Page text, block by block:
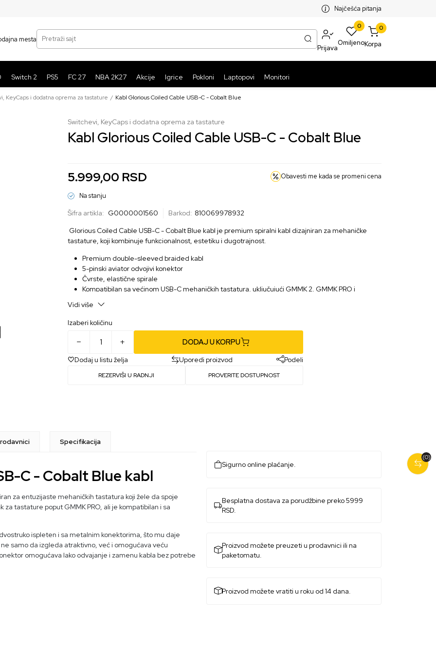
BESPLATNA ISPORUKA PAKETA PREKO 5999 RSDNajčešća pitanja
mesta
Pretraži sajt
Prijava
0
Omiljeno
0
Korpa
Switch 2 PS5 FC 27 NBA 2K27 Akcije Igrice Pokloni Laptopovi Monitori
KeyCaps i dodatna oprema za tastature Kabl Glorious Coiled Cable USB-C - Cobalt Blue
Switchevi, KeyCaps i dodatna oprema za tastature
Kabl Glorious Coiled Cable USB-C - Cobalt Blue
5.999,00 RSD Obavesti me kada se promeni cena
Na stanju
Šifra artikla: G0000001560 Barkod: 810069978932
Glorious Coiled Cable USB-C - Cobalt Blue kabl je premium spiralni kabl dizajniran za mehaničke
tastature, koji kombinuje funkcionalnost, estetiku i dugotrajnost.
Premium double-sleeved braided kabl
5-pinski aviator odvojivi konektor
Čvrste, elastične spirale
Kompatibilan sa većinom USB-C mehaničkih tastatura, uključujući GMMK 2, GMMK PRO i
Vidi više
Izaberi količinu
DODAJ U KORPU
Dodaj u listu želja Uporedi proizvod Podeli
REZERVIŠI U RADNJI PROVERITE DOSTUPNOST
(0)
Specifikacija
C - Cobalt Blue kabl
za entuzijaste mehaničkih tastatura koji žele da spoje
tastature poput GMMK PRO, ali je kompatibilan i sa
ispleten i sa metalnim konektorima, što mu daje
samo da izgleda atraktivno, već i omogućava veću
omogućava lako odvajanje i zamenu kabla bez potrebe
Sigurno online plaćanje.
Besplatna dostava za porudžbine preko 5999
RSD.
Proizvod možete preuzeti u prodavnici ili na
paketomatu.
Proizvod možete vratiti u roku od 14 dana.